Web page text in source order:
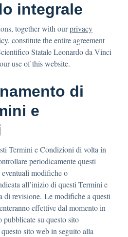
integrale
together with ourprivacy
, constitute the entire agreement
Statale Leonardo da Vinci
use of this website.
di
e
Termini e Condizioni di volta in
periodicamente questi
modifiche o
all’inizio di questi Termini e
di revisione. Le modifiche a questi
effettive dal momento in
su questo sito
sito web in seguito alla